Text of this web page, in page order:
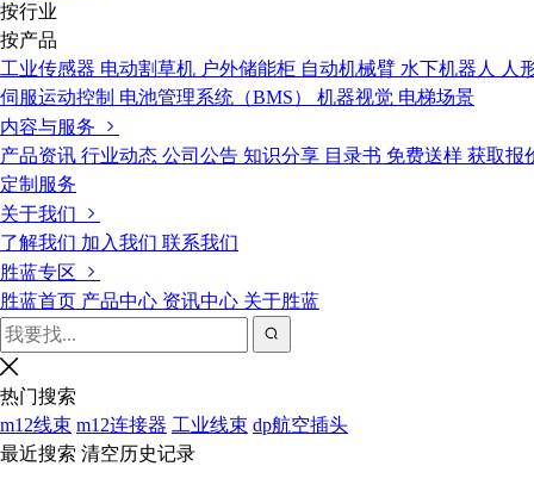
按行业
按产品
工业传感器 电动割草机 户外储能柜 自动机械臂 水下机器人
人
伺服运动控制 电池管理系统（BMS） 机器视觉 电梯场景
内容与服务
产品资讯 行业动态 公司公告 知识分享 目录书 免费送样 获取报
定制服务
关于我们
了解我们 加入我们 联系我们
胜蓝专区
胜蓝首页 产品中心 资讯中心 关于胜蓝
热门搜索
m12线束 m12连接器 工业线束 dp航空插头
最近搜索 清空历史记录